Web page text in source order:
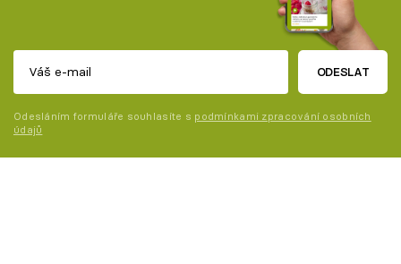
ODESLAT
Odesláním formuláře souhlasíte s podmínkami zpracování osobních
údajů